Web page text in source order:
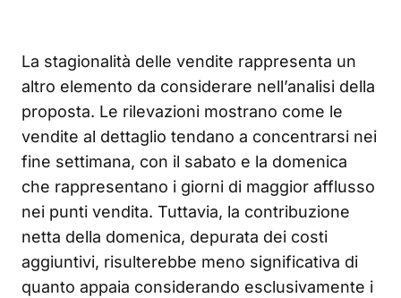
La stagionalità delle vendite rappresenta un
altro elemento da considerare nell’analisi della
proposta. Le rilevazioni mostrano come le
vendite al dettaglio tendano a concentrarsi nei
fine settimana, con il sabato e la domenica
che rappresentano i giorni di maggior afflusso
nei punti vendita. Tuttavia, la contribuzione
netta della domenica, depurata dei costi
aggiuntivi, risulterebbe meno significativa di
quanto appaia considerando esclusivamente i